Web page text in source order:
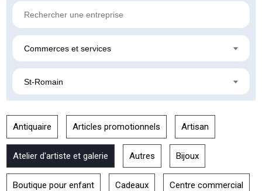
Commerces et services
St-Romain
Antiquaire Articles promotionnels Artisan
Atelier d'artiste et galerie Autres Bijoux
Boutique pour enfant Cadeaux Centre commercial